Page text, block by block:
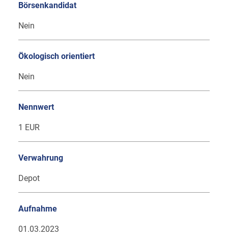
Börsenkandidat
Nein
Ökologisch orientiert
Nein
Nennwert
1 EUR
Verwahrung
Depot
Aufnahme
01.03.2023